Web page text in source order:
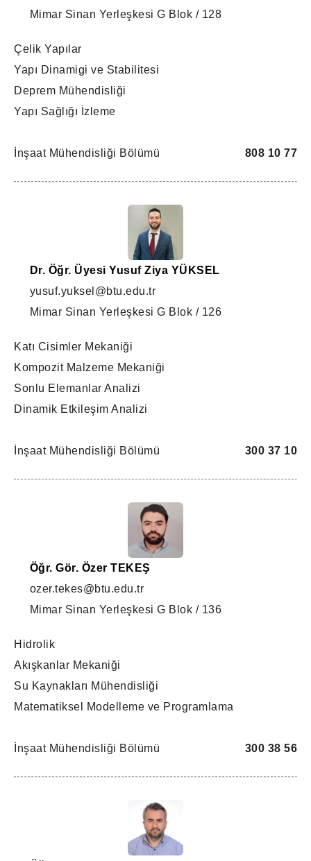
Mimar Sinan Yerleşkesi G Blok / 128
Çelik Yapılar
Yapı Dinamigi ve Stabilitesi
Deprem Mühendisliği
Yapı Sağlığı İzleme
808 10 77
İnşaat Mühendisliği Bölümü
Dr. Öğr. Üyesi Yusuf Ziya YÜKSEL
yusuf.yuksel@btu.edu.tr
Mimar Sinan Yerleşkesi G Blok / 126
Katı Cisimler Mekaniği
Kompozit Malzeme Mekaniği
Sonlu Elemanlar Analizi
Dinamik Etkileşim Analizi
300 37 10
İnşaat Mühendisliği Bölümü
Öğr. Gör. Özer TEKEŞ
ozer.tekes@btu.edu.tr
Mimar Sinan Yerleşkesi G Blok / 136
Hidrolik
Akışkanlar Mekaniği
Su Kaynakları Mühendisliği
Matematiksel Modelleme ve Programlama
300 38 56
İnşaat Mühendisliği Bölümü